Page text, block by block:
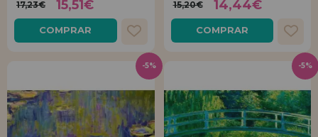
17,23€
15,51€
COMPRAR
15,20€ 14,44€
COMPRAR
-5% -5%